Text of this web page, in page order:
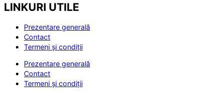
LINKURI UTILE
Prezentare generală
Contact
Termeni și condiții
Prezentare generală
Contact
Termeni și condiții